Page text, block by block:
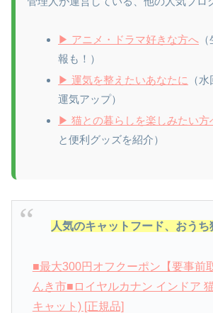
▶ アニメ・ドラマ好きな方へ
報も！）
▶ 運気を整えたいあなたに
（
運気アップ）
▶ 猫との暮らしを楽しみたい方
と便利グッズを紹介）
人気のキャットフード、おうち
■最大300円オフクーポン【要事前
んき市■ロイヤルカナン インドア
キャット) [正規品]